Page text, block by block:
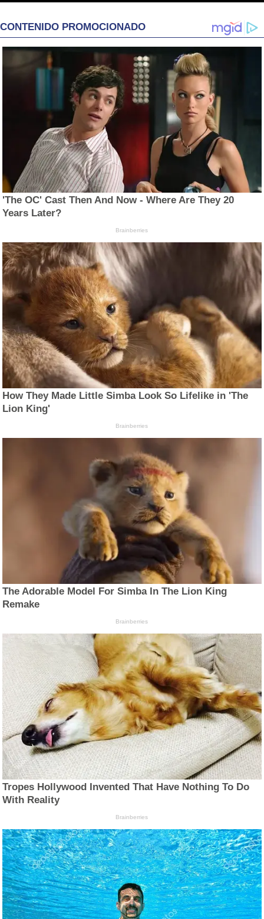
CONTENIDO PROMOCIONADO
'The OC' Cast Then And Now - Where Are They 20
Years Later?
Brainberries
How They Made Little Simba Look So Lifelike in 'The
Lion King'
Brainberries
The Adorable Model For Simba In The Lion King
Remake
Brainberries
Tropes Hollywood Invented That Have Nothing To Do
With Reality
Brainberries